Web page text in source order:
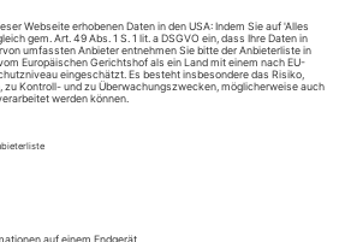
«Hiob» von Bernhard Lang und Michael
in Klagenfurt einen einhelligen
einst einen tiefen Blick in die Seele
nun und sei – ein sprachlich feiner,